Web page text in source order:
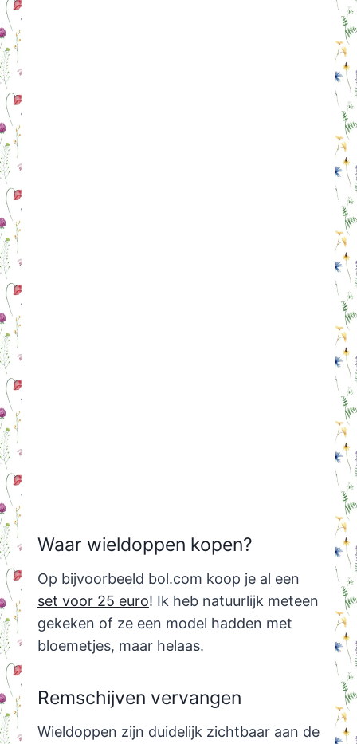
Waar wieldoppen kopen?
Op bijvoorbeeld bol.com koop je al een
set voor 25 euro! Ik heb natuurlijk meteen
gekeken of ze een model hadden met
bloemetjes, maar helaas.
Remschijven vervangen
Wieldoppen zijn duidelijk zichtbaar aan de